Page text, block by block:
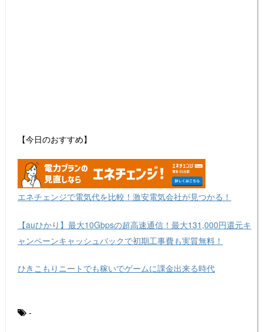
【今日のおすすめ】
エネチェンジで電気代を比較！激安電気会社が見つかる！
【auひかり】最大10Gbpsの超高速通信！最大131,000円還元キ
ャンペーンキャッシュバックで初期工事費も実質無料！
ひきこもりニートでも稼いでゲームに課金出来る時代
-